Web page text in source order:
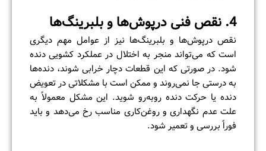
4. نقص فنی درپوش‌ها و بلبرینگ‌ها
نقص درپوش‌ها و بلبرینگ‌ها نیز از عوامل مهم دیگری
است که می‌تواند منجر به اختلال در عملکرد کشویی دنده
شود. در صورتی که این قطعات دچار خرابی شوند، دنده‌ها
به درستی جا نمی‌روند و ممکن است با مشکلاتی در تعویض
دنده یا حرکت دنده روبه‌رو شوید. این مشکل معمولاً به
علت عدم نگهداری و روغن‌کاری مناسب رخ می‌دهد و باید
فوراً بررسی و تعمیر شود.